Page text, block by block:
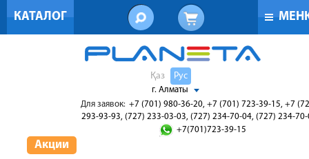
КАТАЛОГ
Қаз Рус
г. Алматы
Для заявок: +7 (701) 980-36-20, +7 (701) 723-39-15, +7
293-93-93, (727) 233-03-03, (727) 234-70-04, (727) 234-
+7(701)723-39-15
Акции